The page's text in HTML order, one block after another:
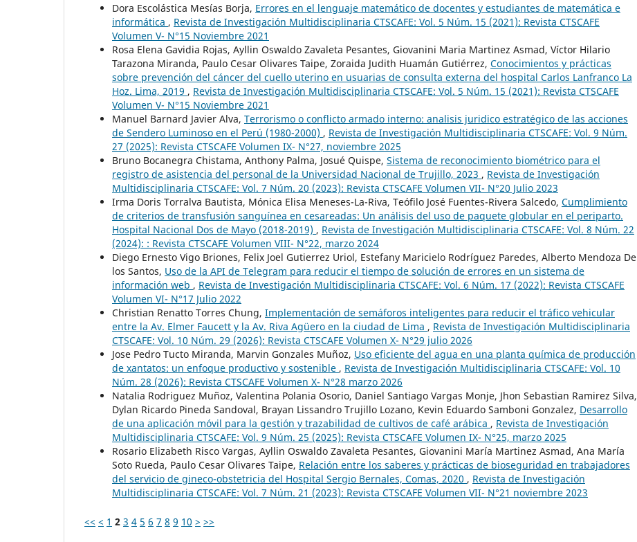
Dora Escolástica Mesías Borja, Errores en el lenguaje matemático de docentes y estudiantes de matemática e
informática , Revista de Investigación Multidisciplinaria CTSCAFE: Vol. 5 Núm. 15 (2021): Revista CTSCAFE
Volumen V- N°15 Noviembre 2021
Rosa Elena Gavidia Rojas, Ayllin Oswaldo Zavaleta Pesantes, Giovanini Maria Martinez Asmad, Víctor Hilario
Tarazona Miranda, Paulo Cesar Olivares Taipe, Zoraida Judith Huamán Gutiérrez, Conocimientos y prácticas
sobre prevención del cáncer del cuello uterino en usuarias de consulta externa del hospital Carlos Lanfranco La
Hoz. Lima, 2019 , Revista de Investigación Multidisciplinaria CTSCAFE: Vol. 5 Núm. 15 (2021): Revista CTSCAFE
Volumen V- N°15 Noviembre 2021
Manuel Barnard Javier Alva, Terrorismo o conflicto armado interno: analisis juridico estratégico de las acciones
de Sendero Luminoso en el Perú (1980-2000) , Revista de Investigación Multidisciplinaria CTSCAFE: Vol. 9 Núm.
27 (2025): Revista CTSCAFE Volumen IX- N°27, noviembre 2025
Bruno Bocanegra Chistama, Anthony Palma, Josué Quispe, Sistema de reconocimiento biométrico para el
registro de asistencia del personal de la Universidad Nacional de Trujillo, 2023 , Revista de Investigación
Multidisciplinaria CTSCAFE: Vol. 7 Núm. 20 (2023): Revista CTSCAFE Volumen VII- N°20 Julio 2023
Irma Doris Torralva Bautista, Mónica Elisa Meneses-La-Riva, Teófilo José Fuentes-Rivera Salcedo, Cumplimiento
de criterios de transfusión sanguínea en cesareadas: Un análisis del uso de paquete globular en el periparto.
Hospital Nacional Dos de Mayo (2018-2019) , Revista de Investigación Multidisciplinaria CTSCAFE: Vol. 8 Núm. 22
(2024): : Revista CTSCAFE Volumen VIII- N°22, marzo 2024
Diego Ernesto Vigo Briones, Felix Joel Gutierrez Uriol, Estefany Maricielo Rodríguez Paredes, Alberto Mendoza De
los Santos, Uso de la API de Telegram para reducir el tiempo de solución de errores en un sistema de
información web , Revista de Investigación Multidisciplinaria CTSCAFE: Vol. 6 Núm. 17 (2022): Revista CTSCAFE
Volumen VI- N°17 Julio 2022
Christian Renatto Torres Chung, Implementación de semáforos inteligentes para reducir el tráfico vehicular
entre la Av. Elmer Faucett y la Av. Riva Agüero en la ciudad de Lima , Revista de Investigación Multidisciplinaria
CTSCAFE: Vol. 10 Núm. 29 (2026): Revista CTSCAFE Volumen X- N°29 julio 2026
Jose Pedro Tucto Miranda, Marvin Gonzales Muñoz, Uso eficiente del agua en una planta química de producción
de xantatos: un enfoque productivo y sostenible , Revista de Investigación Multidisciplinaria CTSCAFE: Vol. 10
Núm. 28 (2026): Revista CTSCAFE Volumen X- N°28 marzo 2026
Natalia Rodriguez Muñoz, Valentina Polania Osorio, Daniel Santiago Vargas Monje, Jhon Sebastian Ramirez Silva,
Dylan Ricardo Pineda Sandoval, Brayan Lissandro Trujillo Lozano, Kevin Eduardo Samboni Gonzalez, Desarrollo
de una aplicación móvil para la gestión y trazabilidad de cultivos de café arábica , Revista de Investigación
Multidisciplinaria CTSCAFE: Vol. 9 Núm. 25 (2025): Revista CTSCAFE Volumen IX- N°25, marzo 2025
Rosario Elizabeth Risco Vargas, Ayllin Oswaldo Zavaleta Pesantes, Giovanini María Martinez Asmad, Ana María
Soto Rueda, Paulo Cesar Olivares Taipe, Relación entre los saberes y prácticas de bioseguridad en trabajadores
del servicio de gineco-obstetricia del Hospital Sergio Bernales, Comas, 2020 , Revista de Investigación
Multidisciplinaria CTSCAFE: Vol. 7 Núm. 21 (2023): Revista CTSCAFE Volumen VII- N°21 noviembre 2023
<< < 1 2 3 4 5 6 7 8 9 10 > >>